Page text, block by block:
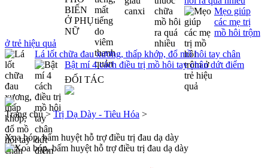
Mẹo giúp
các mẹ trị
mồ hôi trộm
ở trẻ hiệu quả
Lá lốt chữa đau xương, thấp khớp, đổ mồ hôi tay chân
Bật mí 4 cách điều trị mồ hôi tay chân dứt điểm
ĐỐI TÁC
Trang chủ >Trị Dạ Dày - Tiêu Hóa >
Xoa bóp, bấm huyệt hỗ trợ điều trị đau dạ dày